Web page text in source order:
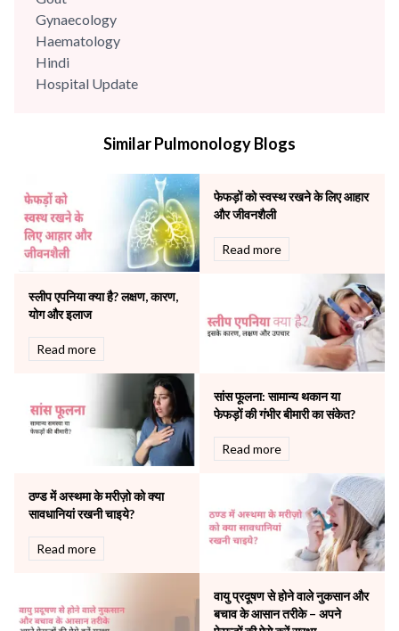
Gynaecology
Haematology
Hindi
Hospital Update
Mental Health
Neonatology & Paediatrics
Nephrology & Dialysis
Neurology
Obstetrics
Orthopaedics
Other Services
Pulmonology
Rheumatology
Robotic Precision
The Breast Centre
The Oncology Centre
Water Birthing
Women Wellness
Similar Pulmonology Blogs
फेफड़ों को स्वस्थ रखने के लिए आहार
और जीवनशैली
Read more
स्लीप एपनिया क्या है? लक्षण, कारण,
योग और इलाज
Read more
सांस फूलना: सामान्य थकान या
फेफड़ों की गंभीर बीमारी का संकेत?
Read more
ठण्ड में अस्थमा के मरीज़ो को क्या
सावधानियां रखनी चाइये?
Read more
वायु प्रदूषण से होने वाले नुकसान और
बचाव के आसान तरीके – अपने